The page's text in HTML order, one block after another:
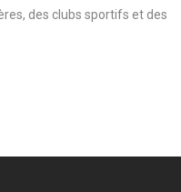
des clubs sportifs et des